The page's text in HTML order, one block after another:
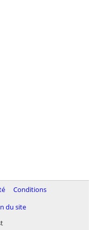
Conditions
du site